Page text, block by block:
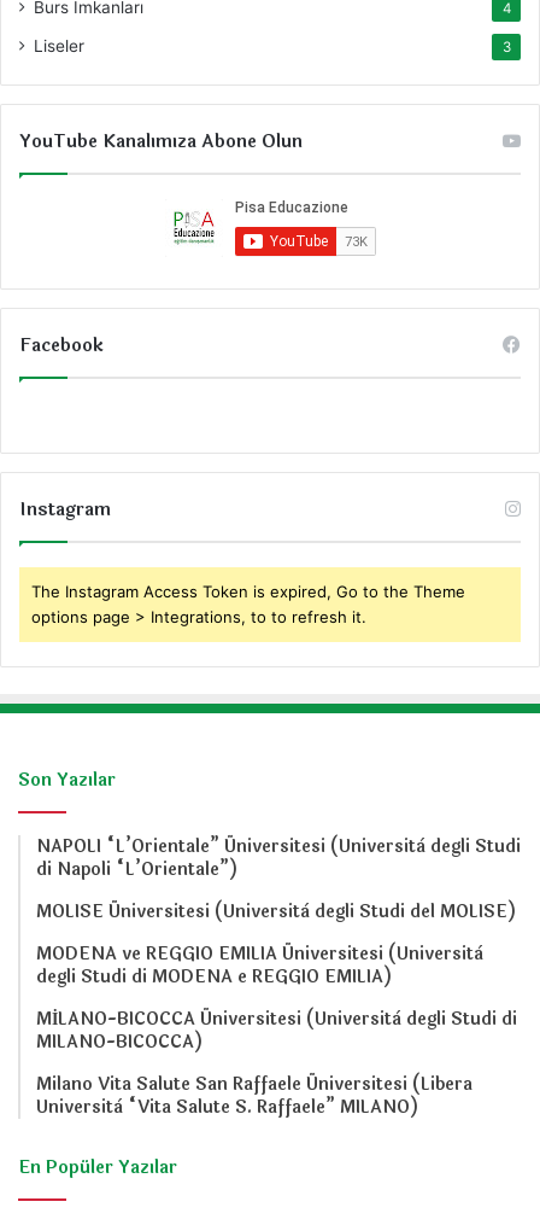
Burs İmkanları 4
Liseler 3
YouTube Kanalımıza Abone Olun
Facebook
Instagram
The Instagram Access Token is expired, Go to the Theme
options page > Integrations, to to refresh it.
Son Yazılar
NAPOLI “L’Orientale” Üniversitesi (Università degli Studi
di Napoli “L’Orientale”)
MOLISE Üniversitesi (Università degli Studi del MOLISE)
MODENA ve REGGIO EMILIA Üniversitesi (Università
degli Studi di MODENA e REGGIO EMILIA)
MİLANO-BICOCCA Üniversitesi (Università degli Studi di
MILANO-BICOCCA)
Milano Vita Salute San Raffaele Üniversitesi (Libera
Università “Vita Salute S. Raffaele” MILANO)
En Popüler Yazılar